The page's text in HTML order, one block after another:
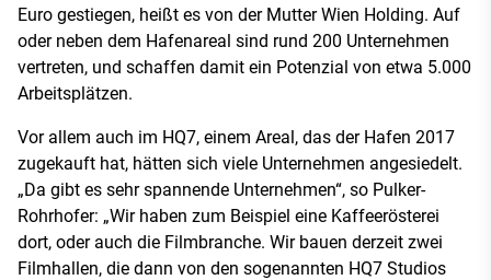
Euro gestiegen, heißt es von der Mutter Wien Holding. Auf
oder neben dem Hafenareal sind rund 200 Unternehmen
vertreten, und schaffen damit ein Potenzial von etwa 5.000
Arbeitsplätzen.
Vor allem auch im HQ7, einem Areal, das der Hafen 2017
zugekauft hat, hätten sich viele Unternehmen angesiedelt.
„Da gibt es sehr spannende Unternehmen“, so Pulker-
Rohrhofer: „Wir haben zum Beispiel eine Kaffeerösterei
dort, oder auch die Filmbranche. Wir bauen derzeit zwei
Filmhallen, die dann von den sogenannten HQ7 Studios